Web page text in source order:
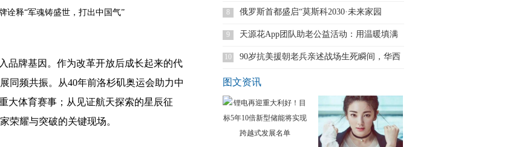
品牌基因。作为改革开放后成长起来的代
同频共振。从40年前洛杉矶奥运会助力中
大体育赛事；从见证航天探索的星辰征
荣耀与突破的关键现场。
8 俄罗斯首都盛启“莫斯科2030·未来家园
9 天源花App团队助老公益活动：用温暖填满
10 90岁抗美援朝老兵亲述战场生死瞬间，华西
图文资讯